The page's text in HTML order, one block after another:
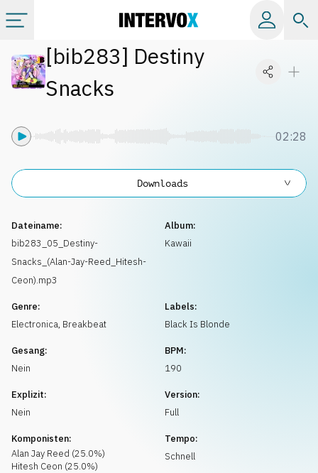
Kategorien
Info
Musikanfrage
[bib283] Destiny
Snacks
02:28
Dateiname:
bib283_05_Destiny-
Snacks_(Alan-Jay-Reed_Hitesh-
Ceon).mp3
Album:
Kawaii
Genre:
Electronica, Breakbeat
Labels:
Black Is Blonde
Gesang:
Nein
BPM:
190
Explizit:
Nein
Version:
Full
Komponisten:
Alan Jay Reed (25.0%)
Hitesh Ceon (25.0%)
Tempo:
Schnell
Downloads